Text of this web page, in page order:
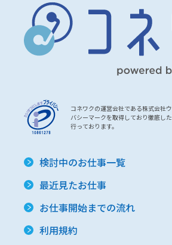
コネワクの運営会社である株式会社
バシーマークを取得しており徹底し
行っております。
検討中のお仕事一覧
最近見たお仕事
お仕事開始までの流れ
利用規約